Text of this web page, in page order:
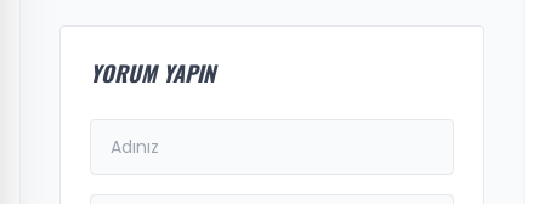
YORUM YAPIN